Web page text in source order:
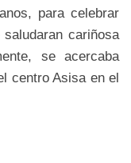
para celebrar
cariñosa
se acercaba
centro Asisa en el